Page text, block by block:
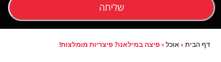
שליחה
דף הבית»אוכל»פיצה במילאנו? פיצריות מומלצות!